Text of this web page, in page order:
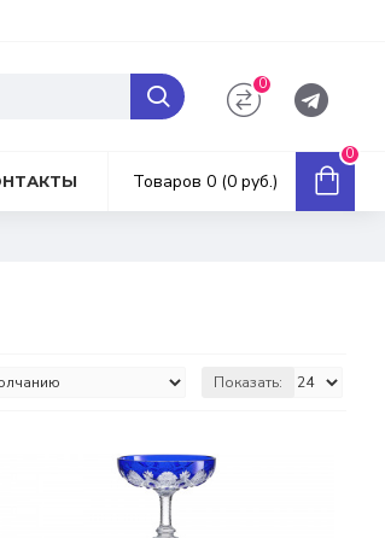
0
Товаров 0 (0 руб.)
0
Показать: